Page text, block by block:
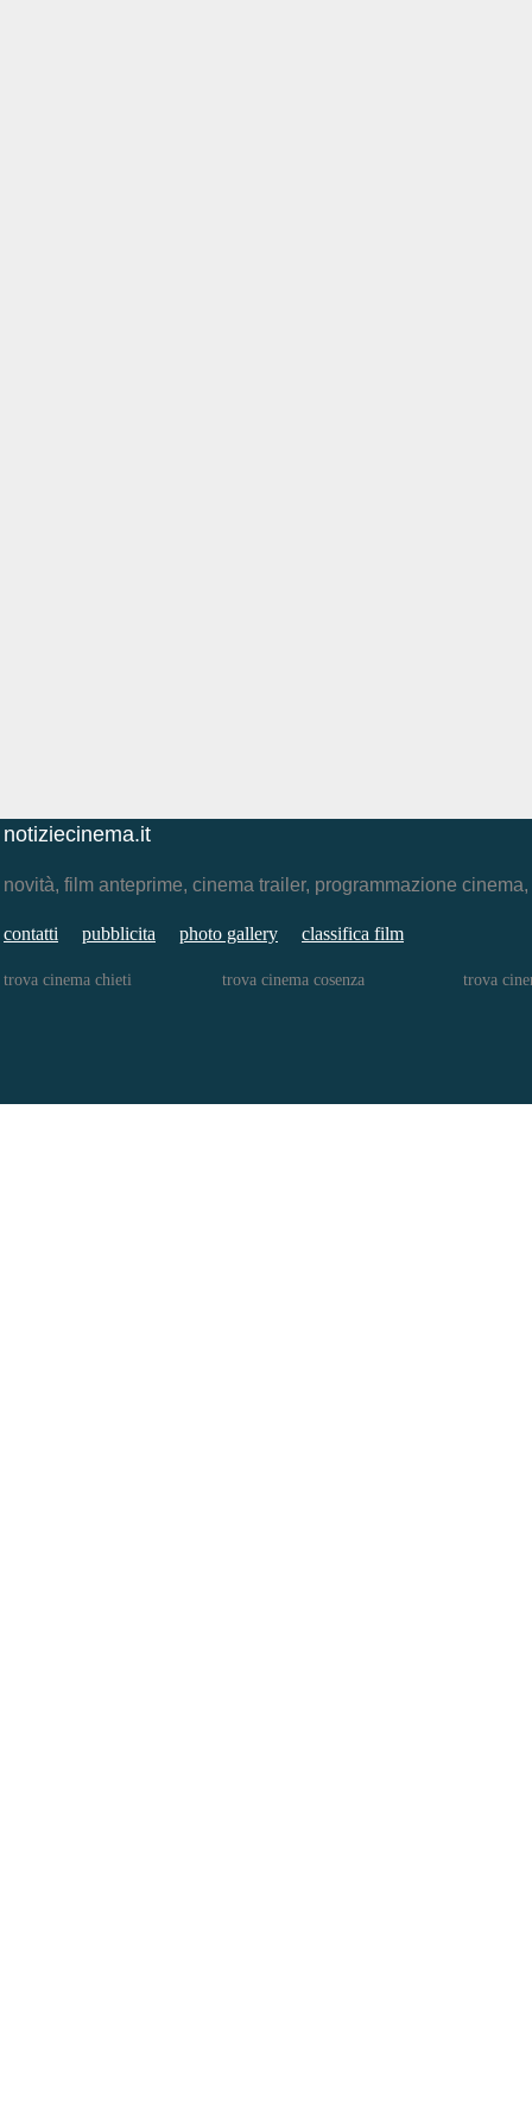
notiziecinema.it
novità, film anteprime, cinema trailer, programmazione
contatti pubblicita photo gallery classifica film
trova cinema chieti trova cinema cosenza trova